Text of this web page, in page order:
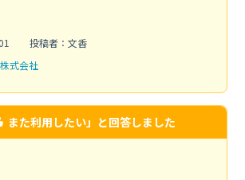
投稿者：文香
式会社
また利用したい」と回答しました